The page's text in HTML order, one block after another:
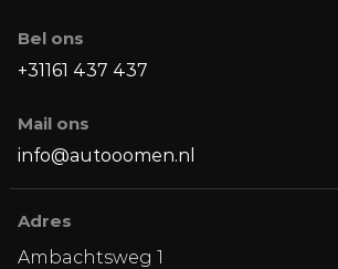
Bel ons
+31161 437 437
Mail ons
info@autooomen.nl
Adres
Ambachtsweg 1